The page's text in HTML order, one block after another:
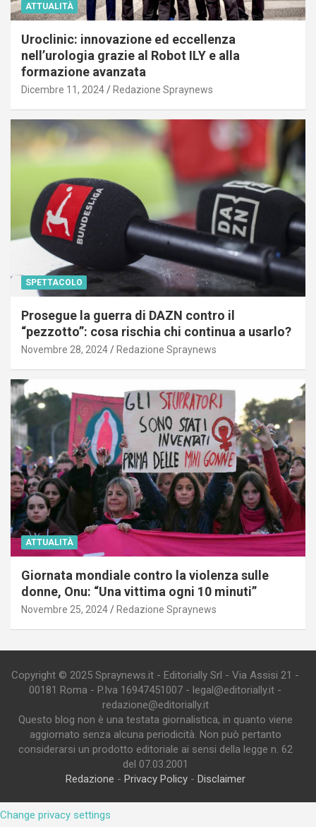
ATTUALITÀ
Uroclinic: innovazione ed eccellenza
nell’urologia grazie al Robot ILY e alla
formazione avanzata
Dicembre 11, 2024 Redazione Spraynews
SPETTACOLO
Prosegue la guerra di DAZN contro il
“pezzotto”: cosa rischia chi continua a usarlo?
Novembre 28, 2024 Redazione Spraynews
ATTUALITÀ
Giornata mondiale contro la violenza sulle
donne, Onu: “Una vittima ogni 10 minuti”
Novembre 25, 2024 Redazione Spraynews
Copyright © 2025 Spraynews.it - Editorially Srl - Via Assisi 21 -
00181 Roma - P.Iva 16947451007 - legal@editorially.it -
redazione@editorially.it
Questo blog non è una testata giornalistica, in quanto viene
aggiornato senza alcuna periodicità. Non può pertanto
considerarsi un prodotto editoriale ai sensi della legge n. 62
del 07.03.2001
Redazione - Privacy Policy- Disclaimer
Change privacy settings